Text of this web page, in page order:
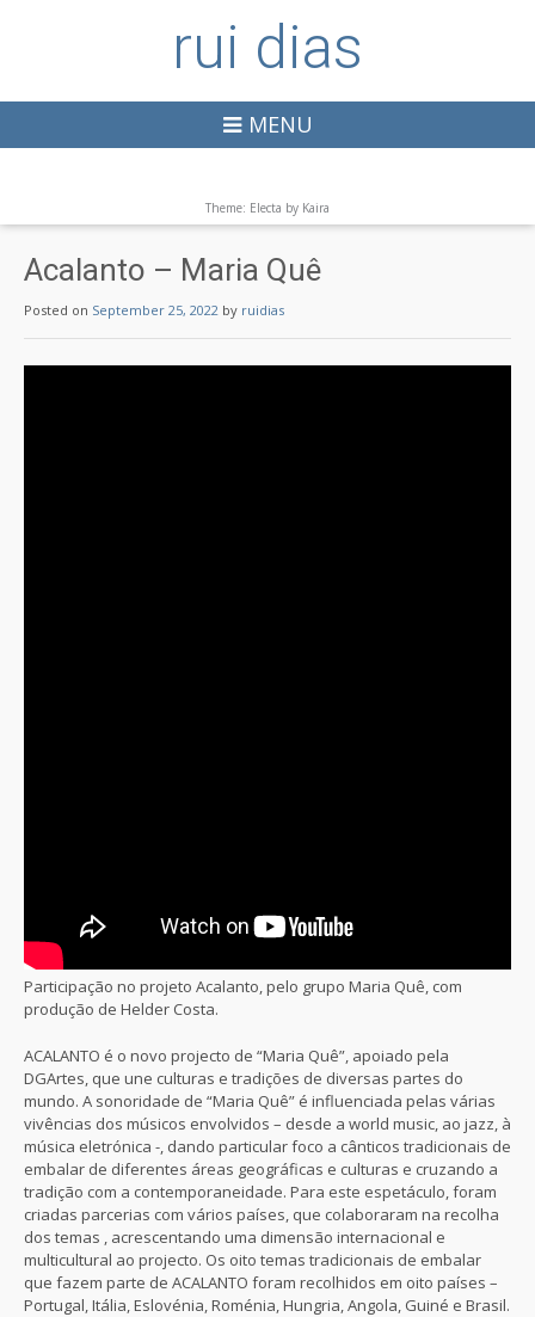
rui dias
MENU
Theme: Electa by Kaira
Acalanto – Maria Quê
Posted on September 25, 2022 by ruidias
Participação no projeto Acalanto, pelo grupo Maria Quê, com
produção de Helder Costa.
ACALANTO é o novo projecto de “Maria Quê”, apoiado pela
DGArtes, que une culturas e tradições de diversas partes do
mundo. A sonoridade de “Maria Quê” é influenciada pelas várias
vivências dos músicos envolvidos – desde a world music, ao jazz, à
música eletrónica -, dando particular foco a cânticos tradicionais de
embalar de diferentes áreas geográficas e culturas e cruzando a
tradição com a contemporaneidade. Para este espetáculo, foram
criadas parcerias com vários países, que colaboraram na recolha
dos temas , acrescentando uma dimensão internacional e
multicultural ao projecto. Os oito temas tradicionais de embalar
que fazem parte de ACALANTO foram recolhidos em oito países –
Portugal, Itália, Eslovénia, Roménia, Hungria, Angola, Guiné e Brasil.